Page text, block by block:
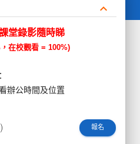
keyboard_arrow_down
堂錄影隨時睇
在校觀看 = 100%)
辦公時間及位置
報名